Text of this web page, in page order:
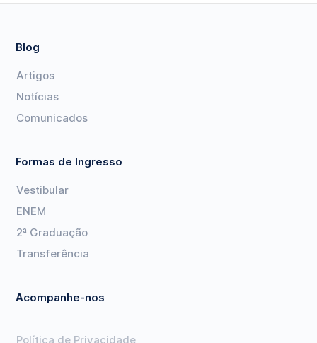
Blog
Artigos
Notícias
Comunicados
Formas de Ingresso
Vestibular
ENEM
2ª Graduação
Transferência
Acompanhe-nos
Política de Privacidade